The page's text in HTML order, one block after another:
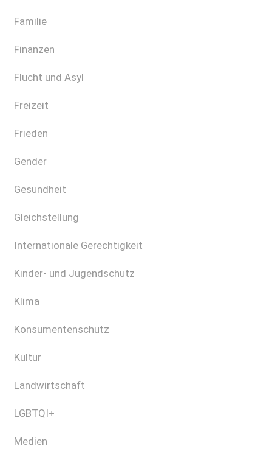
Familie
Finanzen
Flucht und Asyl
Freizeit
Frieden
Gender
Gesundheit
Gleichstellung
Internationale Gerechtigkeit
Kinder- und Jugendschutz
Klima
Konsumentenschutz
Kultur
Landwirtschaft
LGBTQI+
Medien